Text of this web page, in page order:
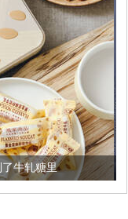
被列入佛家七宝的它